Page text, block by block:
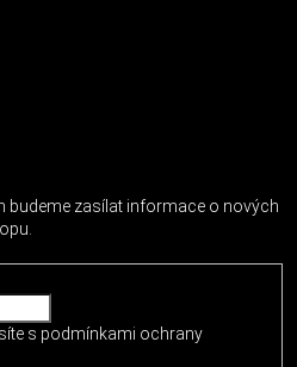
budeme zasílat informace o nových
s podmínkami ochrany